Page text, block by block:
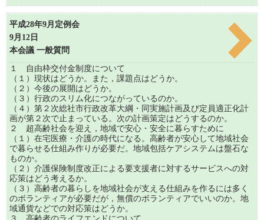
平成28年9月定例会
9月12日
本会議 一般質問
１ 自由枠交付金制度について
（１）現状はどうか。また，課題点はどうか。
（２）今後の展開はどうか。
（３）行政のスリム化につながっているのか。
（４）第２次総社市行政改革大綱・同実施計画及び定員適正化計
画が第２次で止まっている。次の計画策定はどうするのか。
２ 超高齢社会を迎え，地域で安心・安全に暮らすために
（１）在宅医療・介護の時代になる。高齢者が安心して地域社会
で暮らせる仕組み作りが必要だ。地域包括ケアシステムは盤石な
ものか。
（２）介護保険制度改正による要支援者に対するサービスへの対
応策はどう考えるか。
（３）高齢者の暮らしを地域社会が支える仕組みを作るには多く
のボランティアが必要だが，無償のボランティアでいいのか。地
域通貨などでの対応策はどうか。